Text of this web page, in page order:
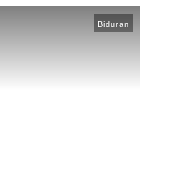
Biduran